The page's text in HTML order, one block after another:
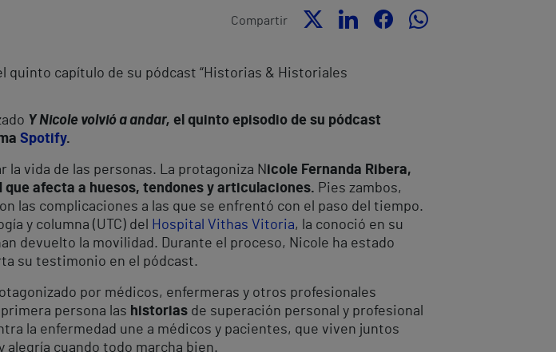
Compartir
quinto capítulo de su pódcast “Historias & Historiales
Y Nicole volvió a andar, el quinto episodio de su pódcast
Spotify.
vida de las personas. La protagoniza N icole Fernanda Ribera,
afecta a huesos, tendones y articulaciones. Pies zambos,
las complicaciones a las que se enfrentó con el paso del tiempo.
y columna (UTC) del
Hospital Vithas Vitoria, la conoció en su
devuelto la movilidad. Durante el proceso, Nicole ha estado
su testimonio en el pódcast.
por médicos, enfermeras y otros profesionales
persona las historias de superación personal y profesional
la enfermedad une a médicos y pacientes, que viven juntos
alegría cuando todo marcha bien.